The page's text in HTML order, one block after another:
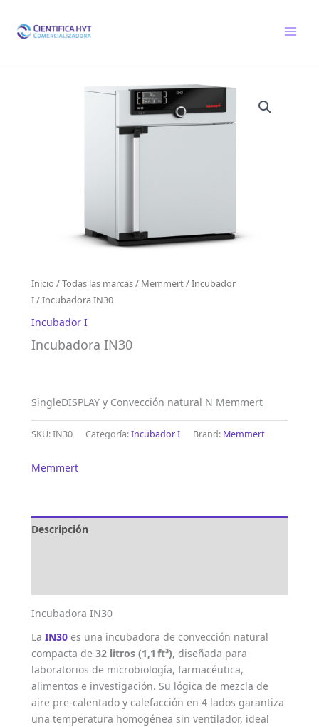
contenido
Inicio /Todas las marcas/ Memmert/Incubador
I/ Incubadora IN30
Incubador I
Incubadora IN30
SingleDISPLAY y Convección natural N Memmert
SKU:IN30 Categoría:Incubador I Brand: Memmert
Memmert
Descripción
Incubadora IN30
La IN30 es una incubadora de convección natural
compacta de 32 litros (1,1 ft³), diseñada para
laboratorios de microbiología, farmacéutica,
alimentos e investigación. Su lógica de mezcla de
aire pre‑calentado y calefacción en 4 lados garantiza
una temperatura homogénea sin ventilador, ideal